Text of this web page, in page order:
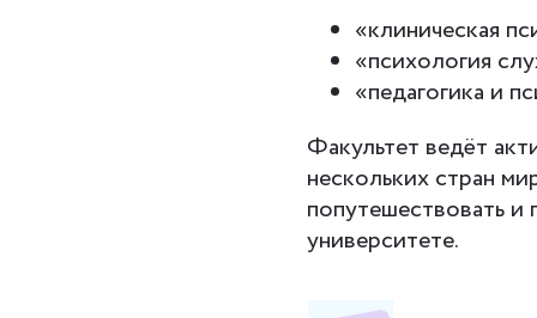
«клиническая
«психология
«педагогика и
Факультет ведёт
нескольких стран
попутешествовать
университете.